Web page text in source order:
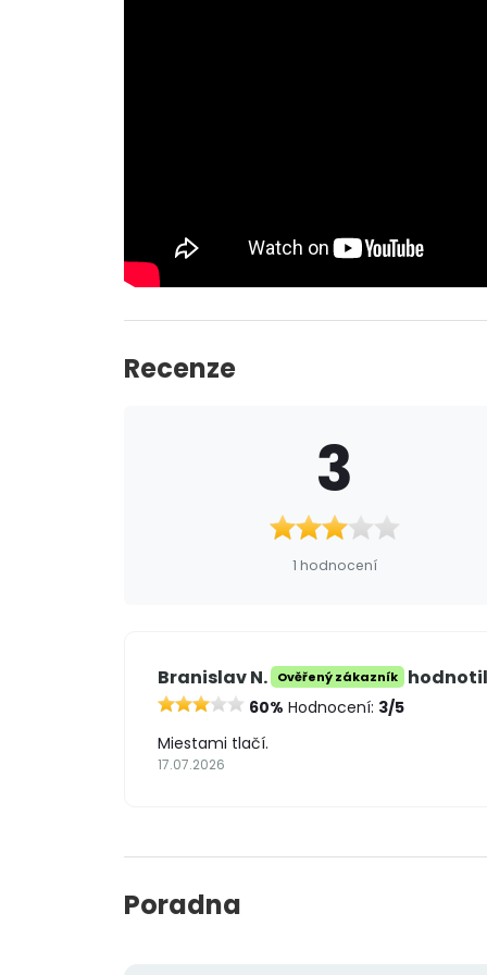
Recenze
3
1 hodnocení
Branislav N. Ověřený zákazník
60% Hodnocení: 3/5
Miestami tlačí.
17.07.2026
Poradna